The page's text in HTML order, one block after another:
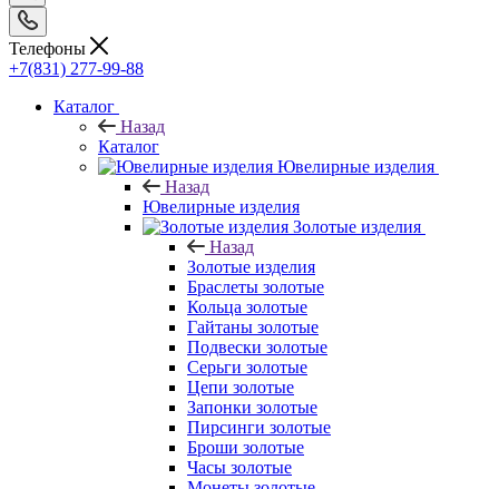
Телефоны
+7(831) 277-99-88
Каталог
Назад
Каталог
Ювелирные изделия
Назад
Ювелирные изделия
Золотые изделия
Назад
Золотые изделия
Браслеты золотые
Кольца золотые
Гайтаны золотые
Подвески золотые
Серьги золотые
Цепи золотые
Запонки золотые
Пирсинги золотые
Броши золотые
Часы золотые